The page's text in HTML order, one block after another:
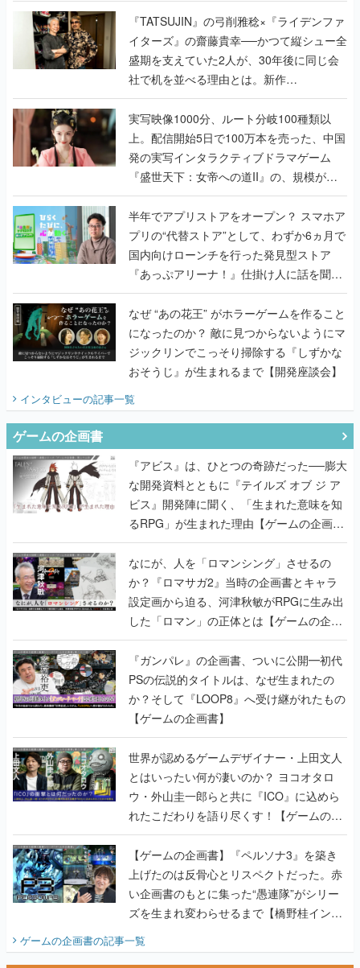
く
『TATSUJIN』の弓削雅稔×『ライデンファ
イターズ』の齋藤貴幸──かつて縦シュー全
盛期を支えていた2人が、30年後に同じ会
社で机を並べる理由とは。新作
『TATSUJIN EXTREME』で初タッグを組
んだレジェンド2人に訊く開発秘話
実写映像1000分、ルート分岐100種類以
上。配信開始5日で100万本を売った、中国
発の実写インタラクティブドラマゲーム
『盛世天下：女帝への道II』の、規模が違
うこだわりをプロデューサーに聞いた
半年でアプリストアをオープン？ スマホア
プリの“代替ストア”として、わずか6ヵ月で
国内向けローンチを行った発見型ストア
『あっぷアリーナ！』仕掛け人に話を聞い
てみた
なぜ “あの花王” がホラーゲームを作ること
になったのか？ 敵に見つからないようにマ
ジックリンでこっそり掃除する『しずかな
おそうじ』が生まれるまで【開発座談会】
インタビューの記事一覧
ゲームの企画書
『アビス』は、ひとつの奇跡だった──膨大
な開発資料とともに『テイルズ オブ ジ ア
ビス』開発陣に聞く、「生まれた意味を知
るRPG」が生まれた理由【ゲームの企画
書】
なにが、人を「ロマンシング」させるの
か？『ロマサガ2』当時の企画書とキャラ
設定画から迫る、河津秋敏がRPGに生み出
した「ロマン」の正体とは【ゲームの企画
書】
『ガンパレ』の企画書、ついに公開━初代
PSの伝説的タイトルは、なぜ生まれたの
か？そして『LOOP8』へ受け継がれたもの
【ゲームの企画書】
世界が認めるゲームデザイナー・上田文人
とはいったい何が凄いのか？ ヨコオタロ
ウ・外山圭一郎らと共に『ICO』に込めら
れたこだわりを語り尽くす！【ゲームの企
画書】
【ゲームの企画書】『ペルソナ3』を築き
上げたのは反骨心とリスペクトだった。赤
い企画書のもとに集った“愚連隊”がシリー
ズを生まれ変わらせるまで【橋野桂インタ
ゲームの企画書の記事一覧